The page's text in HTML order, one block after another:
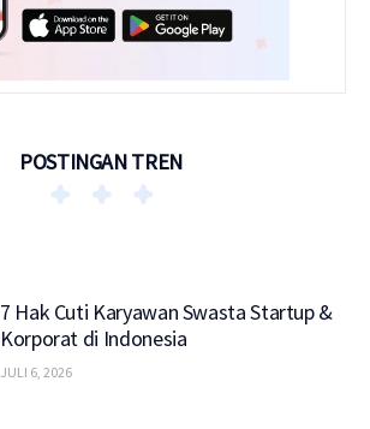
POSTINGAN TREN
7 Hak Cuti Karyawan Swasta Startup &
Korporat di Indonesia
JULI 6, 2026